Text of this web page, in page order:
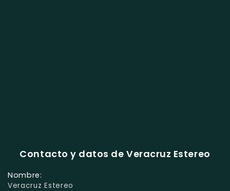
Contacto y datos de Veracruz Estereo
Nombre:
Veracruz Estereo